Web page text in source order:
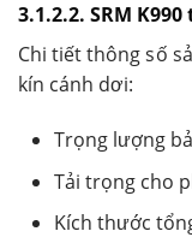
3.1.2.2. SRM
Chi tiết thông số
kín cánh dơi:
Trọng lượng
Tải trọng cho
Kích thước